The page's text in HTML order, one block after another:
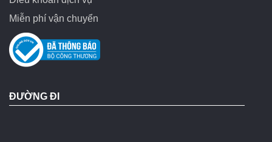
Miễn phí vận chuyển
ĐƯỜNG ĐI